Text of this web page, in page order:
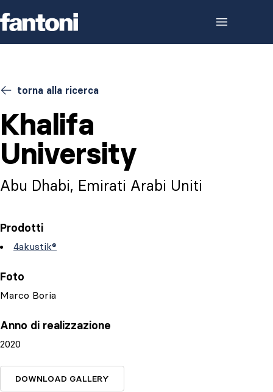
torna alla ricerca
Khalifa
University
Abu Dhabi, Emirati Arabi Uniti
Prodotti
4akustik®
Foto
Marco Boria
Anno di realizzazione
2020
DOWNLOAD GALLERY